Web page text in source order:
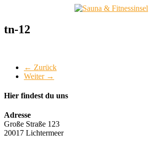
springen
Sauna
Gesund
im
tn-12
← Zurück
Weiter →
Hier findest du uns
Adresse
Große Straße 123
20017 Lichtermeer